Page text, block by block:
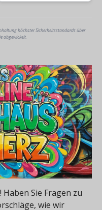
höchster Sicherheitsstandards über
abgewickelt.
Sie Fragen zu
wie wir